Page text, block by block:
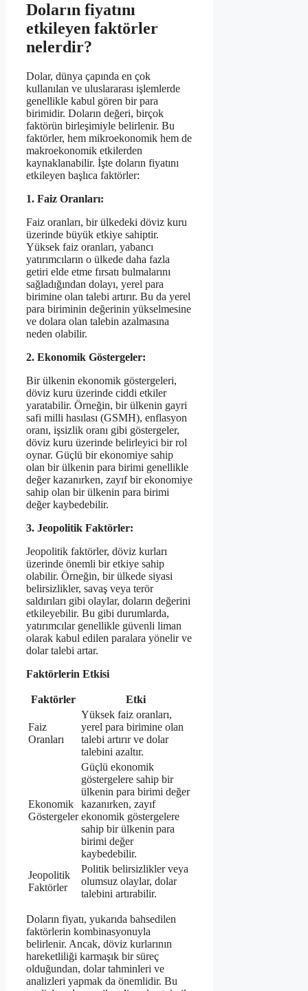
Doların fiyatını
etkileyen faktörler
nelerdir?
Dolar, dünya çapında en çok
kullanılan ve uluslararası işlemlerde
genellikle kabul gören bir para
birimidir. Doların değeri, birçok
faktörün birleşimiyle belirlenir. Bu
faktörler, hem mikroekonomik hem de
makroekonomik etkilerden
kaynaklanabilir. İşte doların fiyatını
etkileyen başlıca faktörler:
1. Faiz Oranları:
Faiz oranları, bir ülkedeki döviz kuru
üzerinde büyük etkiye sahiptir.
Yüksek faiz oranları, yabancı
yatırımcıların o ülkede daha fazla
getiri elde etme fırsatı bulmalarını
sağladığından dolayı, yerel para
birimine olan talebi artırır. Bu da yerel
para biriminin değerinin yükselmesine
ve dolara olan talebin azalmasına
neden olabilir.
2. Ekonomik Göstergeler:
Bir ülkenin ekonomik göstergeleri,
döviz kuru üzerinde ciddi etkiler
yaratabilir. Örneğin, bir ülkenin gayri
safi milli hasılası (GSMH), enflasyon
oranı, işsizlik oranı gibi göstergeler,
döviz kuru üzerinde belirleyici bir rol
oynar. Güçlü bir ekonomiye sahip
olan bir ülkenin para birimi genellikle
değer kazanırken, zayıf bir ekonomiye
sahip olan bir ülkenin para birimi
değer kaybedebilir.
3. Jeopolitik Faktörler:
Jeopolitik faktörler, döviz kurları
üzerinde önemli bir etkiye sahip
olabilir. Örneğin, bir ülkede siyasi
belirsizlikler, savaş veya terör
saldırıları gibi olaylar, doların değerini
etkileyebilir. Bu gibi durumlarda,
yatırımcılar genellikle güvenli liman
olarak kabul edilen paralara yönelir ve
dolar talebi artar.
Faktörlerin Etkisi
Faktörler Etki
Faiz
Oranları
Yüksek faiz oranları,
yerel para birimine olan
talebi artırır ve dolar
talebini azaltır.
Ekonomik
Göstergeler
Güçlü ekonomik
göstergelere sahip bir
ülkenin para birimi değer
kazanırken, zayıf
ekonomik göstergelere
sahip bir ülkenin para
birimi değer
kaybedebilir.
Jeopolitik
Faktörler
Politik belirsizlikler veya
olumsuz olaylar, dolar
talebini artırabilir.
Doların fiyatı, yukarıda bahsedilen
faktörlerin kombinasyonuyla
belirlenir. Ancak, döviz kurlarının
hareketliliği karmaşık bir süreç
olduğundan, dolar tahminleri ve
analizleri yapmak da önemlidir. Bu